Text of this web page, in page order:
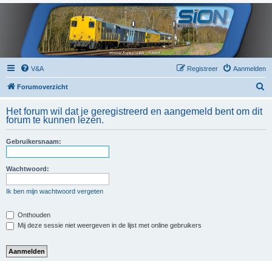
V&A Aanmelden
Registreer
Forumoverzicht
k
Het forum wil dat je geregistreerd en aangemeld bent om dit
forum te kunnen lezen.
Gebruikersnaam:
Wachtwoord:
Ik ben mijn wachtwoord vergeten
Onthouden
Mij deze sessie niet weergeven in de lijst met online gebruikers